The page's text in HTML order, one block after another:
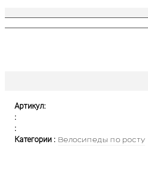
Артикул:
:
:
Категории : Велосипеды по росту